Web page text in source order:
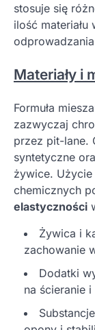
stosuje się
ilość
odprowadzania
Materiały i
Formuła
zazwyczaj
przez pit-lane.
syntetyczne
żywice.
chemicznych
elastyczności
Żywica i
zachowanie
Dodatki
na ścieranie